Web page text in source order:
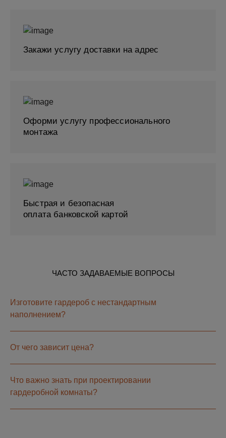
Закажи услугу доставки на адрес
Оформи услугу профессионального
монтажа
Быстрая и безопасная
оплата банковской картой
ЧАСТО ЗАДАВАЕМЫЕ ВОПРОСЫ
Изготовите гардероб с нестандартным
наполнением?
От чего зависит цена?
Что важно знать при проектировании
гардеробной комнаты?